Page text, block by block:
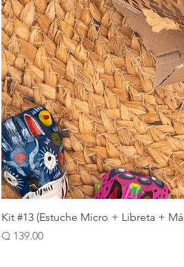
Kit #13 (Estuche Micro + Libreta +
Precio
Q 139.00